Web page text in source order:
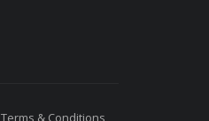
Terms & Conditions